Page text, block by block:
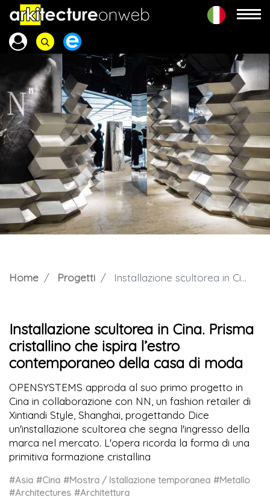
Home Progetti Installazione scultorea in Cina. Prisma cristallino che ispira l’estro contemporaneo della casa di moda
Installazione scultorea in Cina. Prisma
cristallino che ispira l’estro
contemporaneo della casa di moda
OPENSYSTEMS approda al suo primo progetto in
Cina in collaborazione con NN, un fashion retailer di
Xintiandi Style, Shanghai, progettando Dice
un'installazione scultorea che segna l'ingresso della
marca nel mercato. L'opera ricorda la forma di una
primitiva formazione cristallina
#Asia #Cina #Mostra / Istallazione temporanea #Metallo
#Architectures #Architettura